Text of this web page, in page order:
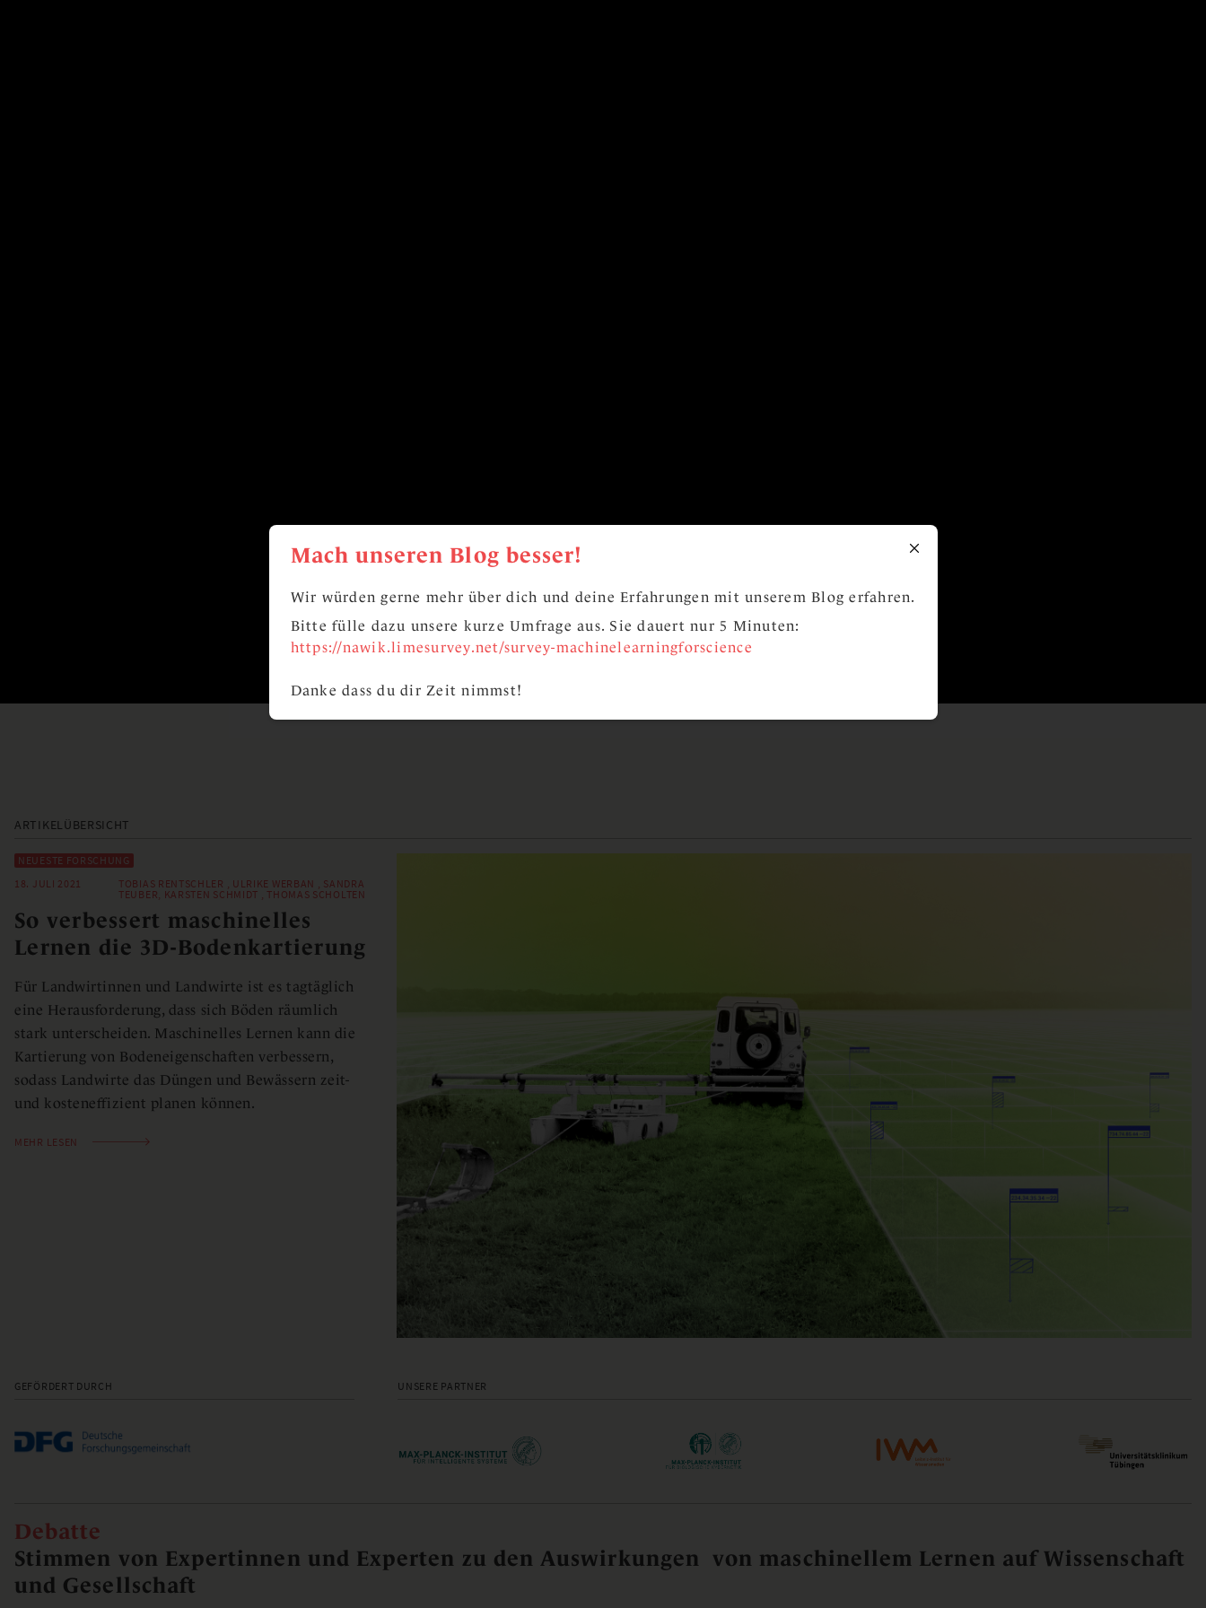
ARTIKELÜBERSICHT
NEUESTE FORSCHUNG
18. JULI 2021
TOBIAS RENTSCHLER , ULRIKE WERBAN , SANDRA
TEUBER, KARSTEN SCHMIDT , THOMAS SCHOLTEN
So verbessert maschinelles
Lernen die 3D-Bodenkartierung
Für Landwirtinnen und Landwirte ist es tagtäglich
eine Herausforderung, dass sich Böden räumlich
stark unterscheiden. Maschinelles Lernen kann die
Kartierung von Bodeneigenschaften verbessern,
sodass Landwirte das Düngen und Bewässern zeit-
und kosteneffizient planen können.
MEHR LESEN
GEFÖRDERT DURCH UNSERE PARTNER
Debatte
Stimmen von Expertinnen und Experten zu den Auswirkungen von maschinellem Lernen auf Wissenschaft
und Gesellschaft
Mach unseren Blog besser!
Wir würden gerne mehr über dich und deine Erfahrungen mit unserem Blog erfahren.
Bitte fülle dazu unsere kurze Umfrage aus. Sie dauert nur 5 Minuten:
https://nawik.limesurvey.net/survey-machinelearningforscience
Danke dass du dir Zeit nimmst!